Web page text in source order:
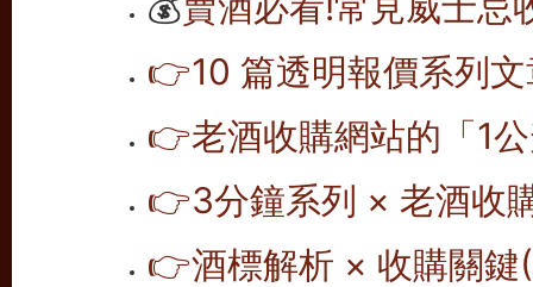
👉10 篇透明報價系列
👉老酒收購網站的「1
👉3分鐘系列 × 老酒收
👉酒標解析 × 收購關鍵